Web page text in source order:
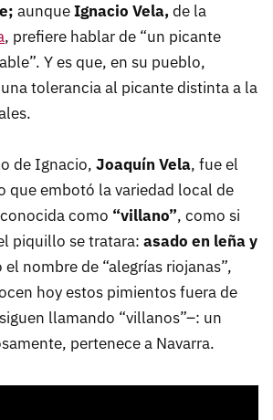
aunqueIgnacio Vela,de la
, prefiere hablar de “un picante
Y es que, en su pueblo,
tolerancia al picante distinta a la
de Ignacio, Joaquín Vela, fue el
que embotó la variedad local de
como “villano”, como si
piquillo se tratara: asado en leña y
el nombre de “alegrías riojanas”,
hoy estos pimientos fuera de
llamando “villanos”–: un
pertenece a Navarra.